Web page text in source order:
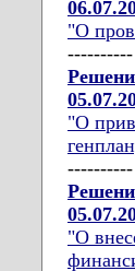
"О
----------
"О
----------
"О